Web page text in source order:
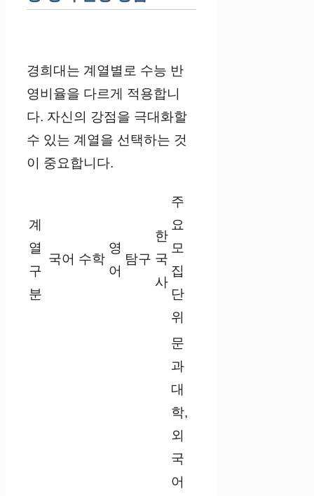
경희대는 계열별로 수능 반
영비율을 다르게 적용합니
다. 자신의 강점을 극대화할
수 있는 계열을 선택하는 것
이 중요합니다.
계
열
구
분
국어 수학
영
어
탐구
한
국
사
주
요
모
집
단
위
문
과
대
학,
외
국
어